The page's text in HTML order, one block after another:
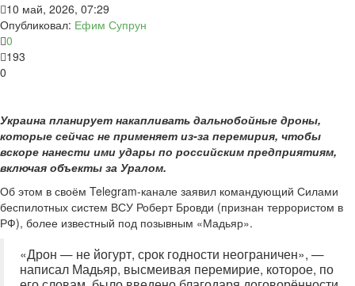
10 май, 2026, 07:29
Опубликовал: Ефим Супрун
0
193
0
Украина планирует накапливать дальнобойные дроны,
которые сейчас не применяет из-за перемирия, чтобы
вскоре нанести ими удары по российским предприятиям,
включая объекты за Уралом.
Об этом в своём Telegram-канале заявил командующий Силами
беспилотных систем ВСУ Роберт Бровди (признан террористом в
РФ), более известный под позывным «Мадьяр».
«Дрон — не йогурт, срок годности неограничен», —
написал Мадьяр, высмеивая перемирие, которое, по